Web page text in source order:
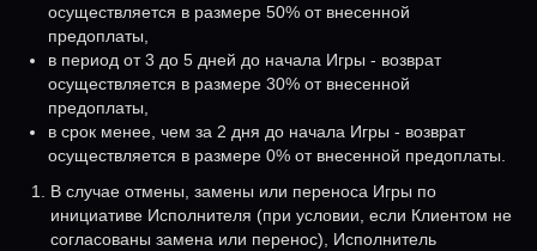
осуществляется в размере 50% от внесенной
предоплаты,
в период от 3 до 5 дней до начала Игры - возврат
осуществляется в размере 30% от внесенной
предоплаты,
в срок менее, чем за 2 дня до начала Игры - возврат
осуществляется в размере 0% от внесенной предоплаты.
В случае отмены, замены или переноса Игры по
инициативе Исполнителя (при условии, если Клиентом не
согласованы замена или перенос), Исполнитель